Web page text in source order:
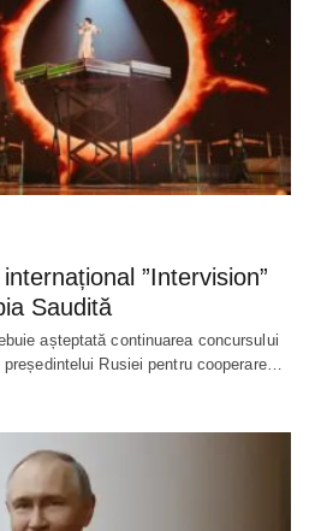
”Intervision”
Saudită
așteptată continuarea concursului
președintelui Rusiei pentru cooperare…